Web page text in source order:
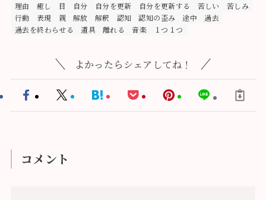
理由
癒し 目 自分 自分を更新 自分を更新する 苦しい
苦しみ
行動
表現 親 解放 解釈 認知 認知の歪み 途中
過去
過去を終わらせる
道具 離れる 音楽 １つ１つ
よかったらシェアしてね！
コメント